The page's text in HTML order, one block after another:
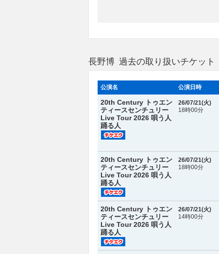
長野博 過去の取り扱いチケット
公演名 公演日時
20th Century トゥエン
ティースセンチュリー
Live Tour 2026 唄う人
踊る人
26/07/21(火)
18時00分
20th Century トゥエン
ティースセンチュリー
Live Tour 2026 唄う人
踊る人
26/07/21(火)
18時00分
20th Century トゥエン
ティースセンチュリー
Live Tour 2026 唄う人
踊る人
26/07/21(火)
14時00分